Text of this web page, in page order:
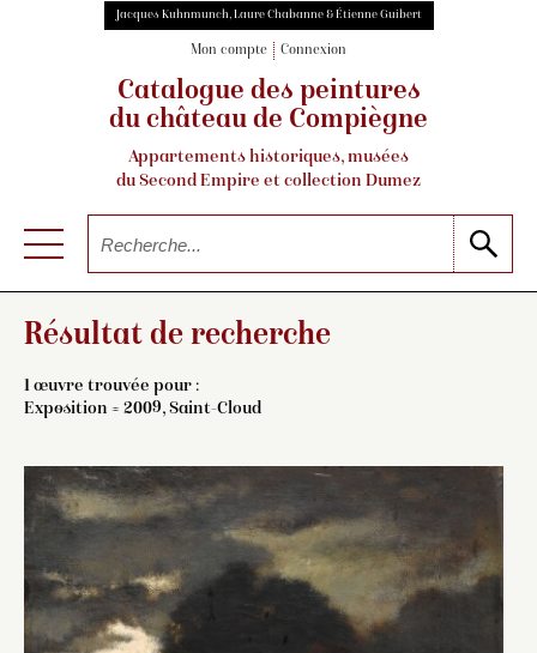
Jacques Kuhnmunch, Laure Chabanne & Étienne Guibert
Mon compte Connexion
Catalogue des peintures
du château de Compiègne
Appartements historiques, musées
du Second Empire et collection Dumez
Résultat de recherche
1 œuvre trouvée pour :
Exposition = 2009, Saint-Cloud